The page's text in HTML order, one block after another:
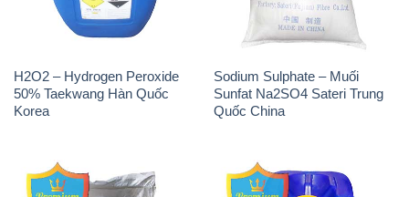
H2O2 – Hydrogen Peroxide
50% Taekwang Hàn Quốc
Korea
Sodium Sulphate – Muối
Sunfat Na2SO4 Sateri Trung
Quốc China